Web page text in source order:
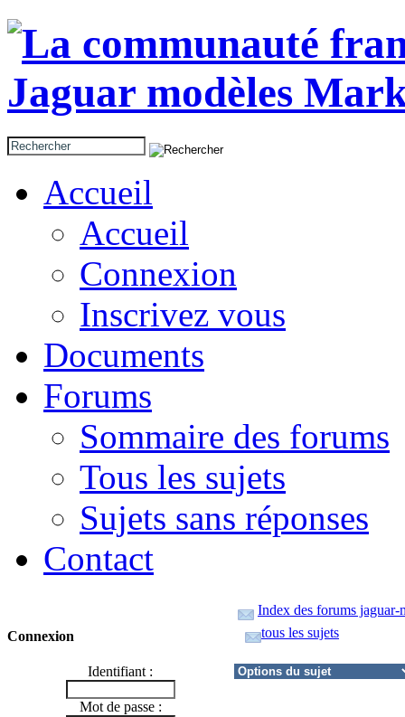
Accueil
Accueil
Connexion
Inscrivez vous
Documents
Forums
Sommaire des forums
Tous les sujets
Sujets sans réponses
Contact
Connexion
Identifiant :
Mot de passe :
Index des forums jaguar-
tous les sujets